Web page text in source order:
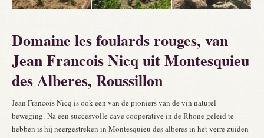
Domaine les foulards rouges, van
Jean Francois Nicq uit Montesquieu
des Alberes, Roussillon
Jean Francois Nicq is ook een van de pioniers van de vin naturel
beweging. Na een succesvolle cave cooperative in de Rhone geleid te
hebben is hij neergestreken in Montesquieu des alberes in het verre zuiden